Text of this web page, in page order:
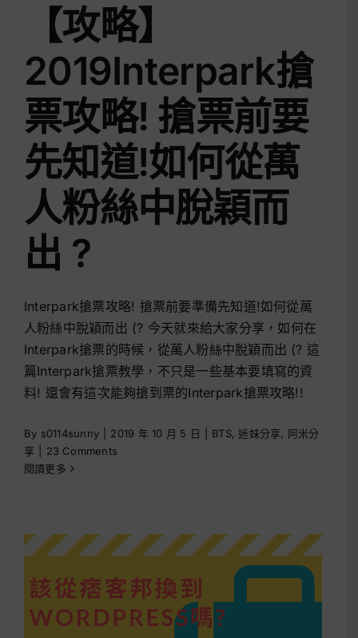
【攻略】
2019Interpark搶
票攻略! 搶票前要
先知道!如何從萬
人粉絲中脫穎而
出 ?
Interpark搶票攻略! 搶票前要準備先知道!如何從萬
人粉絲中脫穎而出 (? 今天就來給大家分享，如何在
Interpark搶票的時候，從萬人粉絲中脫穎而出 (? 這
篇Interpark搶票教學，不只是一些基本要填寫的資
料! 還會有這次能夠搶到票的Interpark搶票攻略!!
By s0114sunny 2019 年 10 月 5 日 BTS,迷妹分享
阿米分
享
23 Comments
閱讀更多